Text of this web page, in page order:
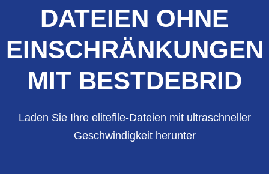
DATEIEN OHNE
EINSCHRÄNKUNGEN
MIT BESTDEBRID
Laden Sie Ihre elitefile-Dateien mit ultraschneller
Geschwindigkeit herunter